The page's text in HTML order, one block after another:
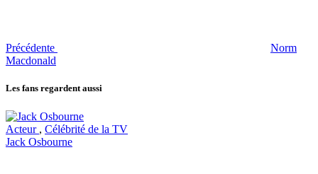
Précédente
Norm
Macdonald
Les fans regardent aussi
Acteur , Célébrité de la TV
Jack Osbourne